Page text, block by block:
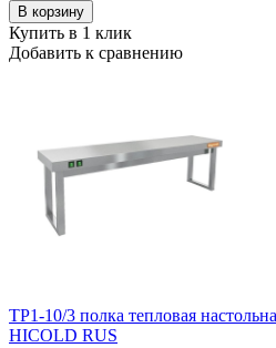
В корзину
Купить в 1 клик
Добавить к сравнению
TP1-10/3 полка тепловая
HICOLD RUS